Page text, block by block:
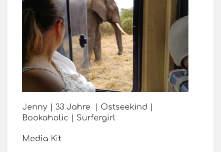
Jenny | 33 Jahre | Ostseekind |
Bookaholic | Surfergirl
Media Kit